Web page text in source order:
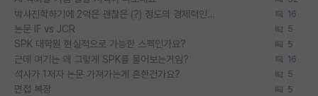
박사진학하기에 2억은 괜찮은 (?) 정도의 경제력인가요 16
논문 IF vs JCR 5
SPK 대학원 현실적으로 가능한 스펙인가요? 5
근데 여기는 왜 그렇게 SPK를 물어보는거임? 16
석사가 1저자 논문 가져가는게 흔한건가요? 5
면접 복장 5